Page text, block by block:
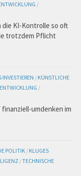
/
die KI-Kontrolle so oft
trotzdem Pflicht
INVESTIEREN / KÜNSTLICHE
/
umdenken im
POLITIK / KLUGES
/TECHNISCHE